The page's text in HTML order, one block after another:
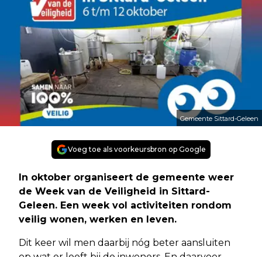
Gemeente Sittard-Geleen
Voeg toe als voorkeursbron op Google
In oktober organiseert de gemeente weer
de Week van de Veiligheid in Sittard-
Geleen. Een week vol activiteiten rondom
veilig wonen, werken en leven.
Dit keer wil men daarbij nóg beter aansluiten